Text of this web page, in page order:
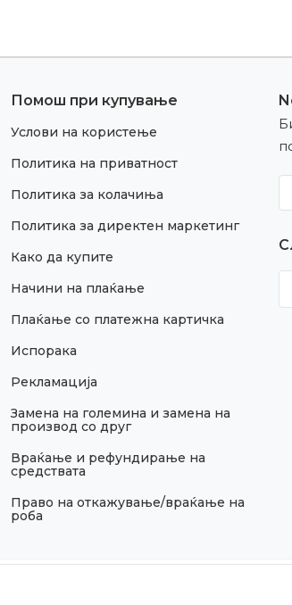
Помош при купување
Услови на користење
Политика на приватност
Политика за колачиња
Политика за директен маркетинг
Како да купите
Начини на плаќање
Плаќање со платежна картичка
Испорака
Рекламација
Замена на големина и замена на
производ со друг
Враќање и рефундирање на
средствата
Право на откажување/враќање на
роба